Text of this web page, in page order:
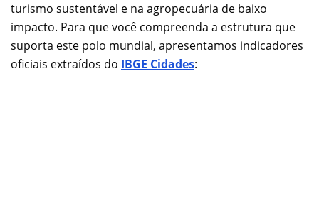
turismo sustentável e na agropecuária de baixo
impacto. Para que você compreenda a estrutura que
suporta este polo mundial, apresentamos indicadores
oficiais extraídos do IBGE Cidades: